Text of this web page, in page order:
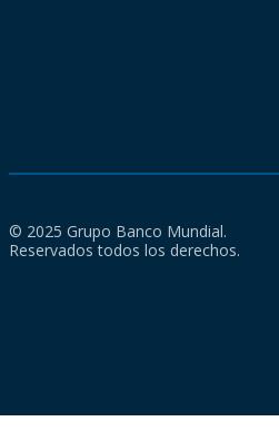
© 2025 Grupo Banco Mundial.
Reservados todos los derechos.